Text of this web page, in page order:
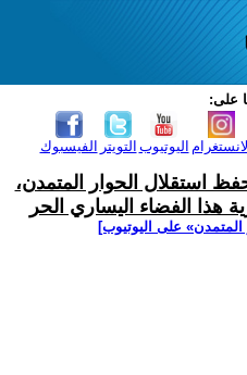
على:
الفيسبوك التويتر اليوتيوب
استقلال الحوار المتمدن،
هذا الفضاء اليساري الحر
على اليوتيوب]